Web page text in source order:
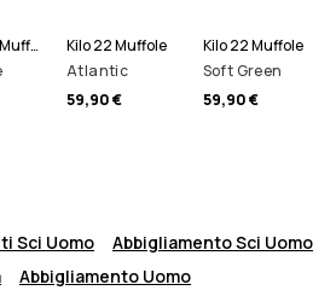
Kilo 2024 Muffole
Kilo 22 Muffole
Atlantic
59,90 €
Kilo 22 Muffole
Soft Green
59,90 €
Sci Uomo
Abbigliamento Sci Uomo
Abbigliamento Uomo